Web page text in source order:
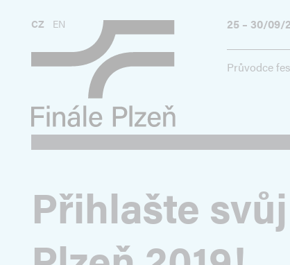
25 – 30/09/
CZ EN
Průvodce
Přihlašte